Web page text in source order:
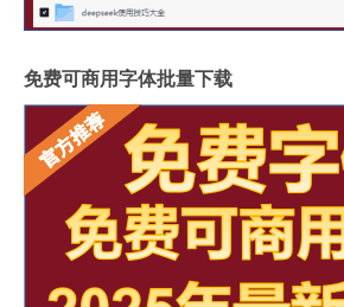
免费可商用字体批量下载